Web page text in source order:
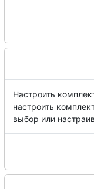
Настроить
настроить
выбор или